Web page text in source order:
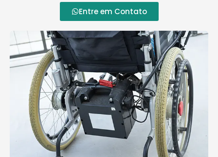
Entre em Contato